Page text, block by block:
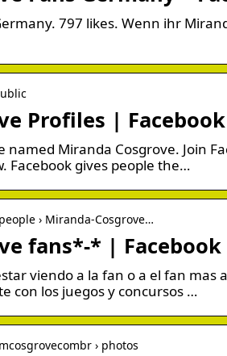
797 likes. Wenn ihr
Profiles | Facebook
named Miranda Cosgrove. Join
Facebook gives people the…
› Miranda-Cosgrove…
fans*-* | Facebook
viendo a la fan o a el fan
con los juegos y concursos …
› photos